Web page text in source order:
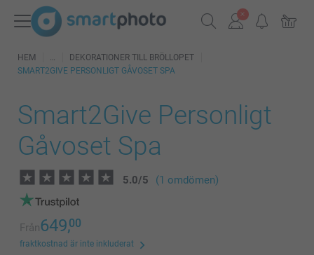
HEM
DEKORATIONER TILL BRÖLLOPET
SMART2GIVE PERSONLIGT GÅVOSET SPA
Smart2Give Personligt
Gåvoset Spa
5.0/5 (1 omdömen)
Från649,00
fraktkostnad är inte inkluderat